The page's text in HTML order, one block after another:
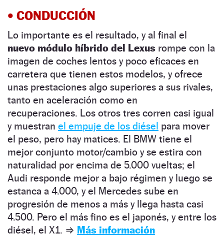
• CONDUCCIÓN
Lo importante es el resultado, y al final el
nuevo módulo híbrido del Lexus rompe con la
imagen de coches lentos y poco eficaces en
carretera que tienen estos modelos, y ofrece
unas prestaciones algo superiores a sus rivales,
tanto en aceleración como en
recuperaciones. Los otros tres corren casi igual
y muestran el empuje de los diésel para mover
el peso, pero hay matices. El BMW tiene el
mejor conjunto motor/cambio y se estira con
naturalidad por encima de 5.000 vueltas; el
Audi responde mejor a bajo régimen y luego se
estanca a 4.000, y el Mercedes sube en
progresión de menos a más y llega hasta casi
4.500. Pero el más fino es el japonés, y entre los
diésel, el X1. ⇒ Más información